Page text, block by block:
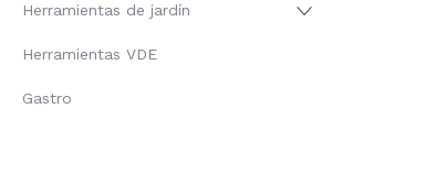
Herramientas de jardín
Herramientas VDE
Gastro